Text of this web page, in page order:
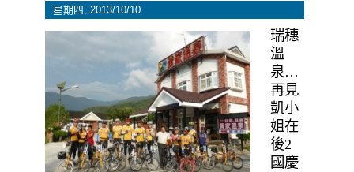
星期四, 2013/10/10
瑞穗
溫
泉…
再見
凱小
姐在
後2
國慶